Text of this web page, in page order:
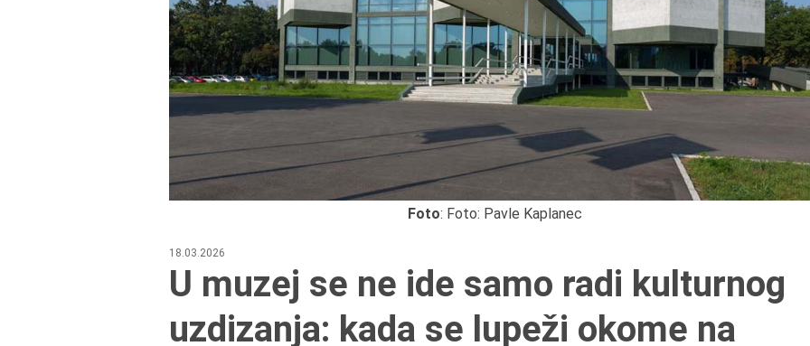
Foto: Foto: Pavle Kaplanec
18.03.2026
U muzej se ne ide samo radi kulturnog
uzdizanja: kada se lupeži okome na
9.8.1807.